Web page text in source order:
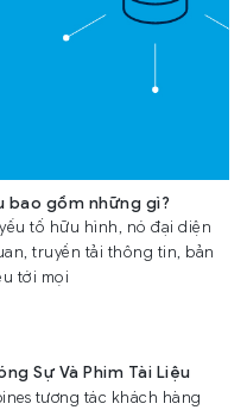
bao gồm những gì?
tố hữu hình, nó đại diện
truyền tải thông tin, bản
tới mọi
Sự Và Phim Tài Liệu
tương tác khách hàng